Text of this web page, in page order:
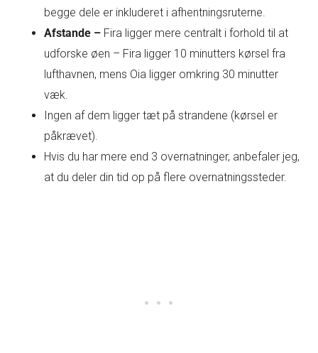
begge dele er inkluderet i afhentningsruterne.
Afstande – Fira ligger mere centralt i forhold til at
udforske øen – Fira ligger 10 minutters kørsel fra
lufthavnen, mens Oia ligger omkring 30 minutter
væk.
Ingen af dem ligger tæt på strandene (kørsel er
påkrævet).
Hvis du har mere end 3 overnatninger, anbefaler jeg,
at du deler din tid op på flere overnatningssteder.